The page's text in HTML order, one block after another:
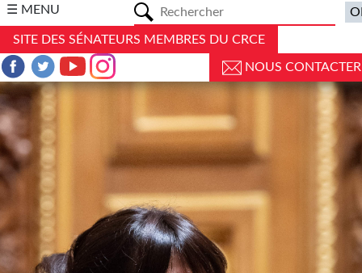
☰ MENU
SITE DES SÉNATEURS MEMBRES DU CRCE
NOUS CONTACTER